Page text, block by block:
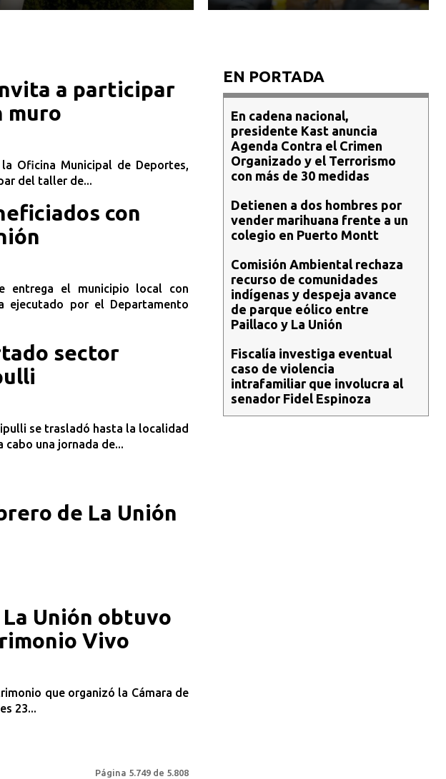
a participar
muro
Oficina Municipal de Deportes,
del taller de...
con
entrega el municipio local con
ejecutado por el Departamento
sector
se trasladó hasta la localidad
una jornada de...
de La Unión
Unión obtuvo
Vivo
que organizó la Cámara de
23...
Página 5.749 de 5.808
EN PORTADA
En cadena nacional,
presidente Kast anuncia
Agenda Contra el Crimen
Organizado y el Terrorismo
con más de 30 medidas
Detienen a dos hombres por
vender marihuana frente a un
colegio en Puerto Montt
Comisión Ambiental rechaza
recurso de comunidades
indígenas y despeja avance
de parque eólico entre
Paillaco y La Unión
Fiscalía investiga eventual
caso de violencia
intrafamiliar que involucra al
senador Fidel Espinoza